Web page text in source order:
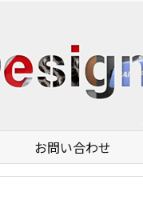
お問い合わせ